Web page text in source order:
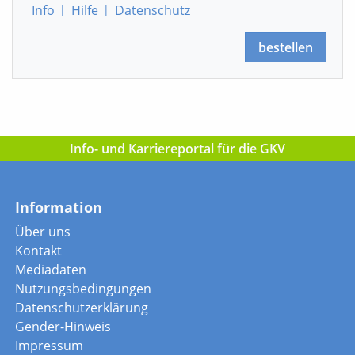
Info | Hilfe | Datenschutz
bestellen
Info- und Karriereportal für die GKV
Information
Über uns
Kontakt
Mediadaten
Nutzungsbedingungen
Datenschutzerklärung
Gender-Hinweis
Impressum